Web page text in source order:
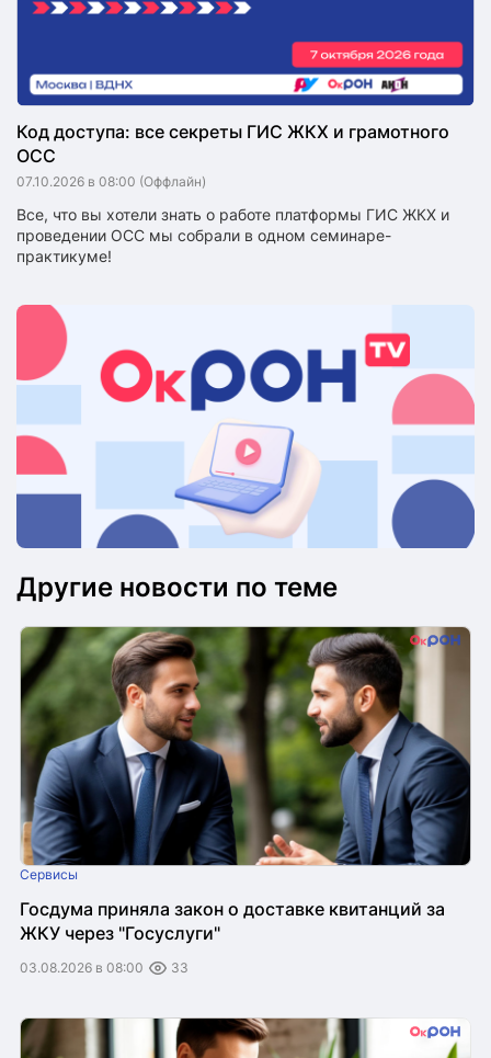
Код доступа: все секреты ГИС ЖКХ и грамотного
ОСС
07.10.2026 в 08:00 (Оффлайн)
Все, что вы хотели знать о работе платформы ГИС ЖКХ и
проведении ОСС мы собрали в одном семинаре-
практикуме!
Другие новости по теме
Сервисы
Госдума приняла закон о доставке квитанций за
ЖКУ через "Госуслуги"
03.08.2026 в 08:00 33